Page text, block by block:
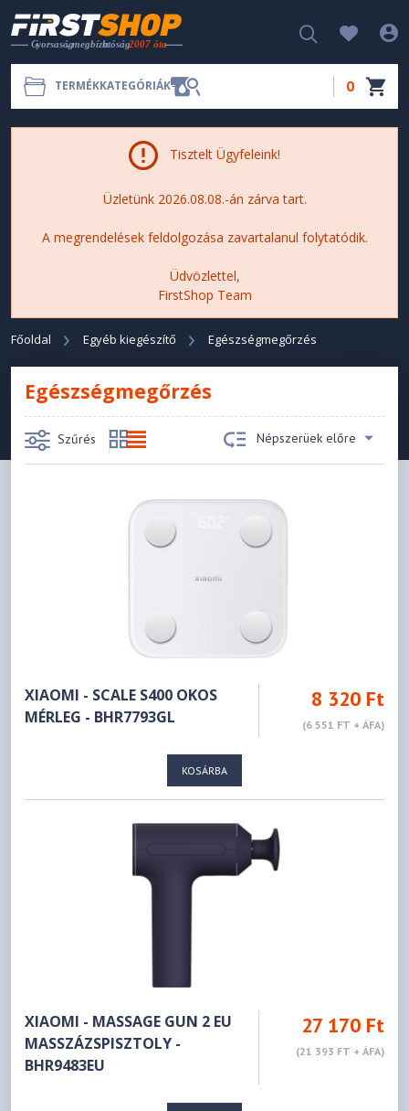
TERMÉKKATEGÓRIÁK 0
Tisztelt Ügyfeleink!
Üzletünk 2026.08.08.-án zárva tart.
A megrendelések feldolgozása zavartalanul folytatódik.
Üdvözlettel,
FirstShop Team
Főoldal Egyéb kiegészítő Egészségmegőrzés
Egészségmegőrzés
Szűrés Népszerüek előre
XIAOMI - SCALE S400 OKOS
MÉRLEG - BHR7793GL
8 320 Ft
(6 551 FT + ÁFA)
KOSÁRBA
XIAOMI - MASSAGE GUN 2 EU
MASSZÁZSPISZTOLY -
BHR9483EU
27 170 Ft
(21 393 FT + ÁFA)